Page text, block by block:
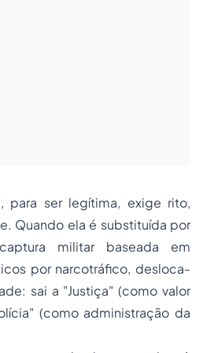
para ser legítima, exige rito,
Quando ela é substituída por
militar baseada em
por narcotráfico, desloca-
sai a "Justiça" (como valor
(como administração da